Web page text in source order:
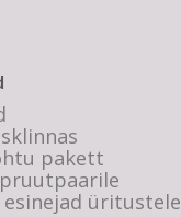
pakett
üritustele